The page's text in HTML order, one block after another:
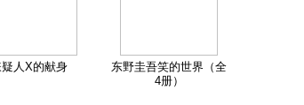
人X的献身
东野圭吾笑的世界（全
4册）